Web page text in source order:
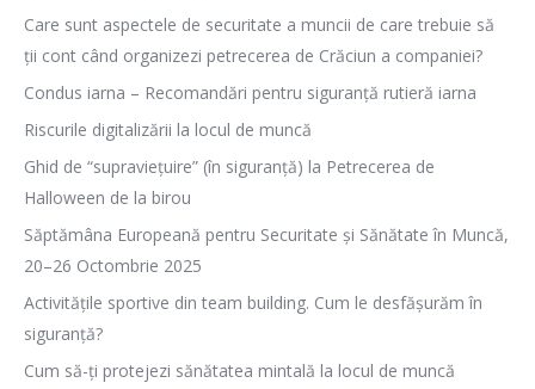
Care sunt aspectele de securitate a muncii de care trebuie să
ții cont când organizezi petrecerea de Crăciun a companiei?
Condus iarna – Recomandări pentru siguranță rutieră iarna
Riscurile digitalizării la locul de muncă
Ghid de “supraviețuire” (în siguranță) la Petrecerea de
Halloween de la birou
Săptămâna Europeană pentru Securitate și Sănătate în Muncă,
20–26 Octombrie 2025
Activitățile sportive din team building. Cum le desfășurăm în
siguranță?
Cum să-ți protejezi sănătatea mintală la locul de muncă